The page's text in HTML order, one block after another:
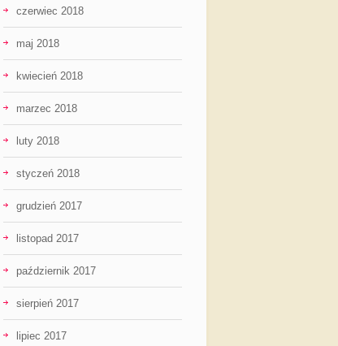
czerwiec 2018
maj 2018
kwiecień 2018
marzec 2018
luty 2018
styczeń 2018
grudzień 2017
listopad 2017
październik 2017
sierpień 2017
lipiec 2017